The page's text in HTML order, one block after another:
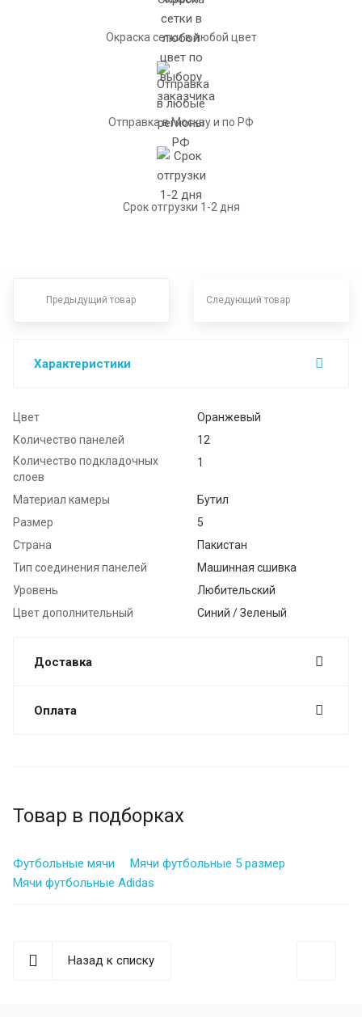
Окраска сетки в любой цвет
Отправка в Москву и по РФ
Срок отгрузки 1-2 дня
Предыдущий товар Следующий товар
Характеристики
Цвет
Оранжевый
Количество панелей
12
Количество подкладочных
слоев
1
Материал камеры
Бутил
Размер
5
Страна
Пакистан
Тип соединения панелей
Машинная сшивка
Уровень
Любительский
Цвет дополнительный
Синий / Зеленый
Доставка
Оплата
Товар в подборках
Футбольные мячи
Мячи футбольные 5 размер
Мячи футбольные Adidas
Назад к списку